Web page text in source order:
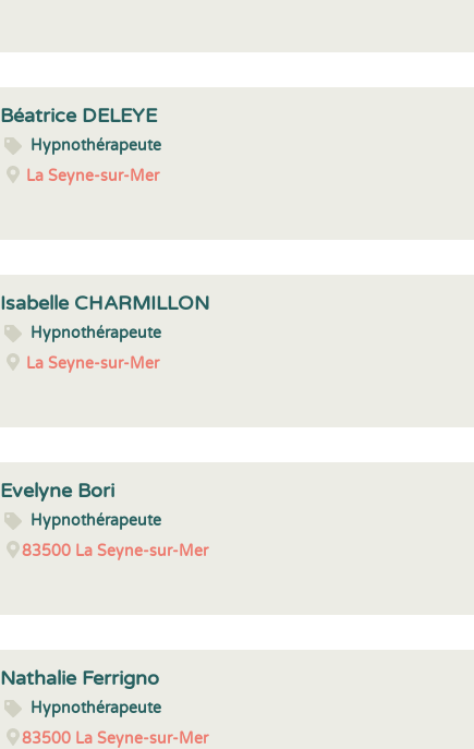
Béatrice DELEYE
Hypnothérapeute
La Seyne-sur-Mer
Isabelle CHARMILLON
Hypnothérapeute
La Seyne-sur-Mer
Evelyne Bori
Hypnothérapeute
83500 La Seyne-sur-Mer
Nathalie Ferrigno
Hypnothérapeute
83500 La Seyne-sur-Mer